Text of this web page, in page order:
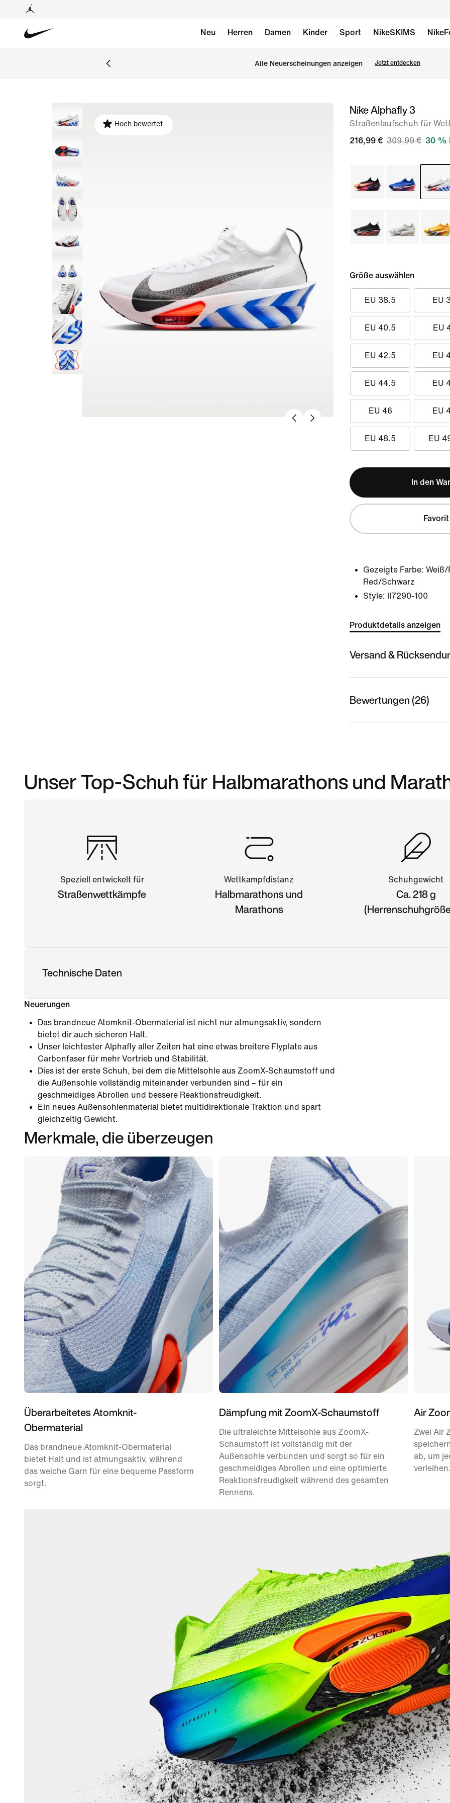
Neu Herren Damen Kinder Sport NikeSKIMS
Alle Neuerscheinungen anzeigen Jetzt entdecken
Bild 1
Hoch bewertet
Nike Alphafly 3
Straßenlaufschuh für
216,99 € 309,99 € 30 %
Größe auswählen
EU 38.5 EU
EU 40.5 EU
EU 42.5 EU
EU 44.5 EU
EU 46 EU
EU 48.5 EU
In den
Favorit
Gezeigte Farbe:
Red/Schwarz
Style:
II7290-100
Produktdetails anzeigen
Versand &
Bewertungen (26)
Unser Top-Schuh für Halbmarathons und
Speziell entwickelt für
Straßenwettkämpfe
Wettkampfdistanz
Halbmarathons und
Marathons
Schuhgewicht
Ca. 218 g
Technische Daten
Neuerungen
Das brandneue Atomknit-Obermaterial ist nicht nur atmungsaktiv, sondern
bietet dir auch sicheren Halt.
Unser leichtester Alphafly aller Zeiten hat eine etwas breitere Flyplate aus
Carbonfaser für mehr Vortrieb und Stabilität.
Dies ist der erste Schuh, bei dem die Mittelsohle aus ZoomX-Schaumstoff und
die Außensohle vollständig miteinander verbunden sind – für ein
geschmeidiges Abrollen und bessere Reaktionsfreudigkeit.
Ein neues Außensohlenmaterial bietet multidirektionale Traktion und spart
gleichzeitig Gewicht.
Merkmale, die überzeugen
Überarbeitetes Atomknit-
Obermaterial
Das brandneue Atomknit-Obermaterial
bietet Halt und ist atmungsaktiv, während
das weiche Garn für eine bequeme Passform
sorgt.
Dämpfung mit ZoomX-Schaumstoff
Die ultraleichte Mittelsohle aus ZoomX-
Schaumstoff ist vollständig mit der
Außensohle verbunden und sorgt so für ein
geschmeidiges Abrollen und eine optimierte
Reaktionsfreudigkeit während des gesamten
Rennens.
Air
Zwei Air
ab, um